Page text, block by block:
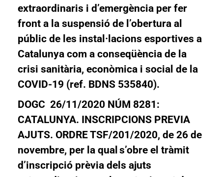
extraordinaris i d’emergència per fer
front a la suspensió de l’obertura al
públic de les instal·lacions esportives a
Catalunya com a conseqüència de la
crisi sanitària, econòmica i social de la
COVID-19 (ref. BDNS 535840).
DOGC 26/11/2020 NÚM 8281:
CATALUNYA. INSCRIPCIONS PREVIA
AJUTS. ORDRE TSF/201/2020, de 26 de
novembre, per la qual s’obre el tràmit
d’inscripció prèvia dels ajuts